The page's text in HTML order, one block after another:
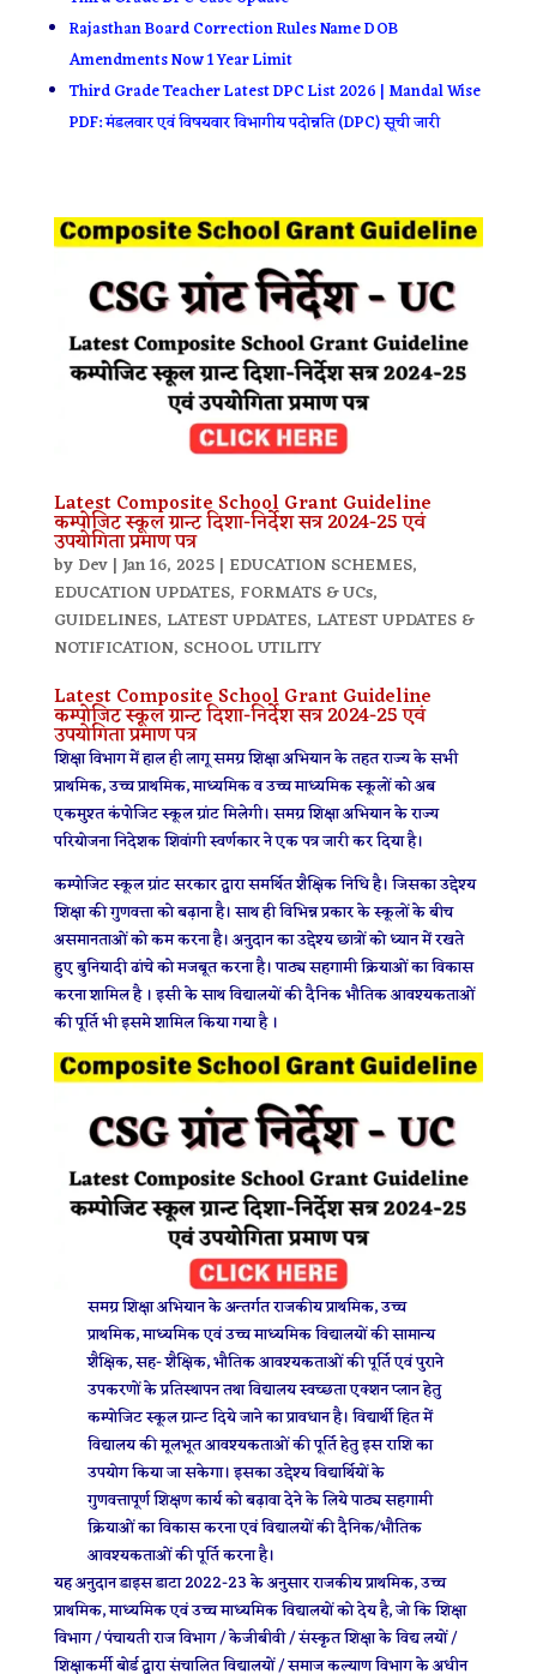
Rajasthan Board Correction Rules Name DOB
Amendments Now 1 Year Limit
Third Grade Teacher Latest DPC List 2026 | Mandal Wise
PDF: मंडलवार एवं विषयवार विभागीय पदोन्नति (DPC) सूची जारी
Latest Composite School Grant Guideline
कम्पोजिट स्कूल ग्रान्ट दिशा-निर्देश सत्र 2024-25 एवं
उपयोगिता प्रमाण पत्र
by Dev| Jan 16, 2025| EDUCATION SCHEMES,
EDUCATION UPDATES, FORMATS & UCs,
GUIDELINES, LATEST UPDATES, LATEST UPDATES &
NOTIFICATION, SCHOOL UTILITY
Latest Composite School Grant Guideline
कम्पोजिट स्कूल ग्रान्ट दिशा-निर्देश सत्र 2024-25 एवं
उपयोगिता प्रमाण पत्र
शिक्षा विभाग में हाल ही लागू समग्र शिक्षा अभियान के तहत राज्य के सभी
प्राथमिक, उच्च प्राथमिक, माध्यमिक व उच्च माध्यमिक स्कूलों को अब
एकमुश्त कंपोजिट स्कूल ग्रांट मिलेगी। समग्र शिक्षा अभियान के राज्य
परियोजना निदेशक शिवांगी स्वर्णकार ने एक पत्र जारी कर दिया है।
कम्पोजिट स्कूल ग्रांट सरकार द्वारा समर्थित शैक्षिक निधि है। जिसका उद्देश्य
शिक्षा की गुणवत्ता को बढ़ाना है। साथ ही विभिन्न प्रकार के स्कूलों के बीच
असमानताओं को कम करना है। अनुदान का उद्देश्य छात्रों को ध्यान में रखते
हुए बुनियादी ढांचे को मजबूत करना है। पाठ्य सहगामी क्रियाओं का विकास
करना शामिल है । इसी के साथ विद्यालयों की दैनिक भौतिक आवश्यकताओं
की पूर्ति भी इसमे शामिल किया गया है ।
समग्र शिक्षा अभियान के अन्तर्गत राजकीय प्राथमिक, उच्च
प्राथमिक, माध्यमिक एवं उच्च माध्यमिक विद्यालयों की सामान्य
शैक्षिक, सह- शैक्षिक, भौतिक आवश्यकताओं की पूर्ति एवं पुराने
उपकरणों के प्रतिस्थापन तथा विद्यालय स्वच्छता एक्शन प्लान हेतु
कम्पोजिट स्कूल ग्रान्ट दिये जाने का प्रावधान है। विद्यार्थी हित में
विद्यालय की मूलभूत आवश्यकताओं की पूर्ति हेतु इस राशि का
उपयोग किया जा सकेगा। इसका उद्देश्य विद्यार्थियों के
गुणवत्तापूर्ण शिक्षण कार्य को बढ़ावा देने के लिये पाठ्य सहगामी
क्रियाओं का विकास करना एवं विद्यालयों की दैनिक/भौतिक
आवश्यकताओं की पूर्ति करना है।
यह अनुदान डाइस डाटा 2022-23 के अनुसार राजकीय प्राथमिक, उच्च
प्राथमिक, माध्यमिक एवं उच्च माध्यमिक विद्यालयों को देय है, जो कि शिक्षा
विभाग / पंचायती राज विभाग / केजीबीवी / संस्कृत शिक्षा के विद्य लयों /
शिक्षाकर्मी बोर्ड द्वारा संचालित विद्यालयों / समाज कल्याण विभाग के अधीन